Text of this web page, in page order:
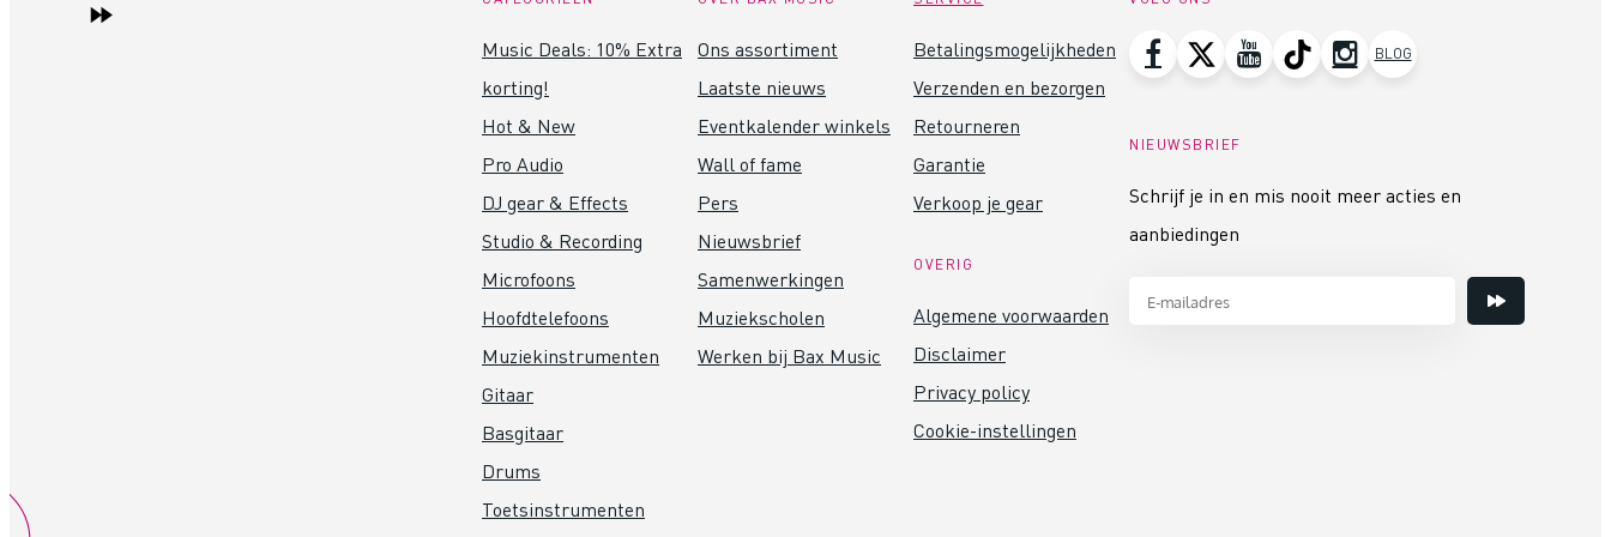
Music Deals: 10% Extra
korting!
Hot & New
Pro Audio
DJ gear & Effects
Studio & Recording
Microfoons
Hoofdtelefoons
Muziekinstrumenten
Gitaar
Basgitaar
Drums
Toetsinstrumenten
Ons assortiment
Laatste nieuws
Eventkalender winkels
Wall of fame
Pers
Nieuwsbrief
Samenwerkingen
Muziekscholen
Werken bij Bax Music
Betalingsmogelijkheden
Verzenden en bezorgen
Retourneren
Garantie
Verkoop je gear
OVERIG
Algemene voorwaarden
Disclaimer
Privacy policy
Cookie-instellingen
BLOG
NIEUWSBRIEF
Schrijf je in en mis nooit meer acties en
aanbiedingen